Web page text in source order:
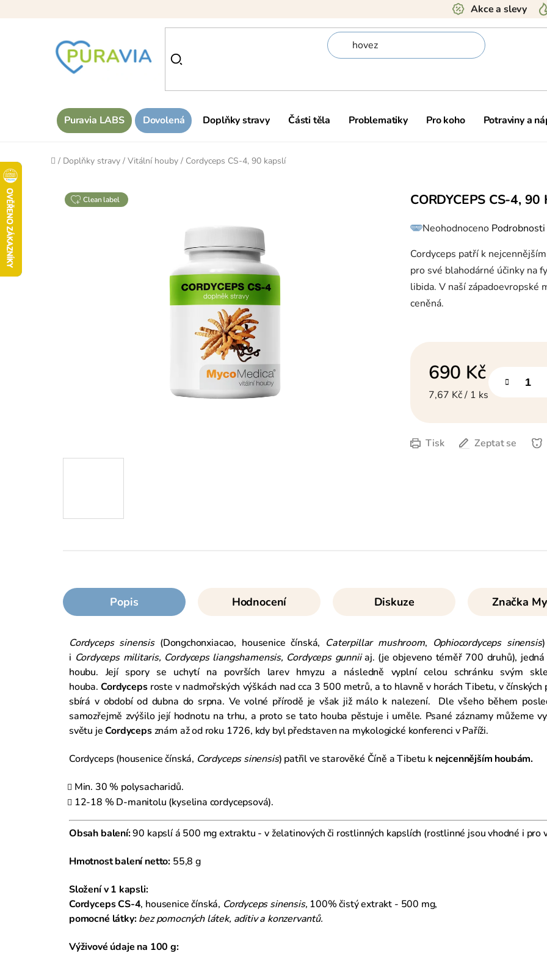
Akce a slevy
Puravia LABS Dovolená Doplňky stravy Části těla Problematiky Pro koho Potraviny a
Domů
/ Doplňky stravy / Vitální houby / Cordyceps CS-4, 90 kapslí
CORDYCEPS CS-4, 90
Průměrné
hodnocení
0,0
z
5
hvězdiček.
Neohodnoceno
Cordyceps patří k
pro své blahodárné účinky na
libida. V naší západoevropské
ceněná.
690 Kč
Měrná cena:
7,67 Kč / 1 ks
Tisk Zeptat se
clean label
Popis Hodnocení Diskuze Značka
Cordyceps sinensis(Dongchonxiacao, housenice čínská, Caterpillar mushroom, Ophiocordyceps sinensis
i Cordyceps militaris, Cordyceps liangshamensis, Cordyceps gunniiaj. (je objeveno téměř 700 druhů),
houbu. Její spory se uchytí na površích larev hmyzu a následně vyplní celou schránku svým
houba.Cordycepsroste v nadmořských výškách nad cca 3 500 metrů, a to hlavně v horách Tibetu, v čínských
sbírá v období od dubna do srpna. Ve volné přírodě je však již málo k nalezení. Dle všeho během
samozřejmě zvýšilo její hodnotu na trhu, a proto se tato houba pěstuje i uměle. Psané záznamy můžeme
světu jeCordycepsznám až od roku 1726, kdy byl představen na mykologické konferenci v Paříži.
Cordyceps (housenice čínská, Cordyceps sinensis) patřil ve starověké Číně a Tibetu k nejcennějším houbám.
Min. 30 % polysacharidů.
12-18 % D-manitolu (kyselina cordycepsová).
Obsah balení:90 kapslí á 500 mg extraktu - v želatinových či rostlinných kapslích (rostlinné jsou vhodné i pro
Hmotnost balení netto: 55,8 g
Složení v 1 kapsli:
Cordyceps CS-4, housenice čínská, Cordyceps sinensis, 100% čistý extrakt - 500 mg,
pomocné látky: bez pomocných látek, aditiv a konzervantů.
Výživové údaje na 100 g: